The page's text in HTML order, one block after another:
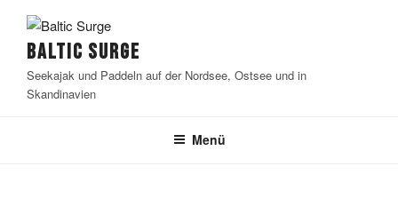
Inhalt
springenBALTIC SURGE
Seekajak und Paddeln auf der Nordsee, Ostsee und in
Skandinavien
Menü